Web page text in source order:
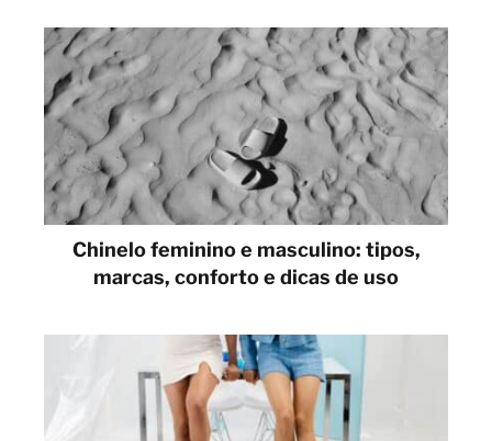
Chinelo feminino e masculino: tipos,
marcas, conforto e dicas de uso